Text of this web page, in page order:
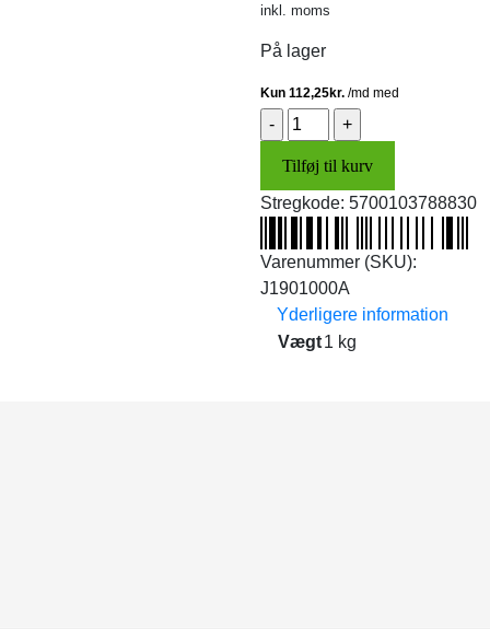
inkl. moms
På lager
Sidespejl,
sort
plast
(venstre)
Tilføj til kurv
Stregkode: 5700103788830
Varenummer (SKU):
J1901000A
Yderligere information
Vægt1 kg